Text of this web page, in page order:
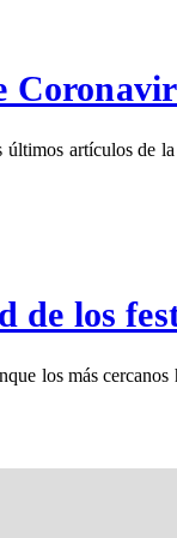
artículos de
los
los más